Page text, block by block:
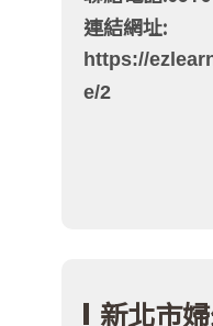
連結網址:
https://
e/2
新北市